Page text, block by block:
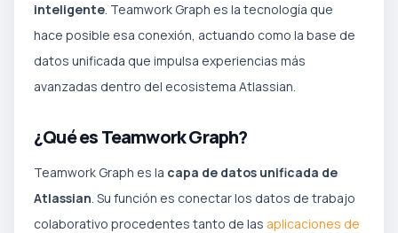
inteligente. Teamwork Graph es la tecnología que
hace posible esa conexión, actuando como la base de
datos unificada que impulsa experiencias más
avanzadas dentro del ecosistema Atlassian.
¿Qué es Teamwork Graph?
Teamwork Graph es la capa de datos unificada de
Atlassian. Su función es conectar los datos de trabajo
colaborativo procedentes tanto de las aplicaciones de